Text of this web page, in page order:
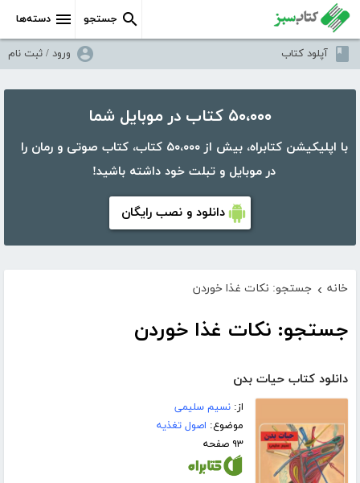
دسته‌ها جستجو
آپلود کتاب ورود / ثبت نام
۵۰،۰۰۰ کتاب در موبایل شما
با اپلیکیشن کتابراه، بیش از ۵۰،۰۰۰ کتاب، کتاب صوتی و رمان را
در موبایل و تبلت خود داشته باشید!
دانلود و نصب رایگان
خانه › جستجو: نکات غذا خوردن
جستجو: نکات غذا خوردن
دانلود کتاب حیات بدن
از:نسیم سلیمی
موضوع: اصول تغذیه
۹۳ صفحه